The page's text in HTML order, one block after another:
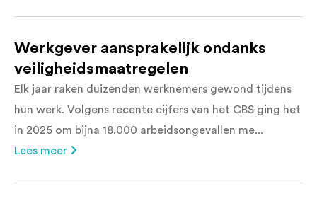
Werkgever aansprakelijk ondanks
veiligheidsmaatregelen
Elk jaar raken duizenden werknemers gewond tijdens
hun werk. Volgens recente cijfers van het CBS ging het
in 2025 om bijna 18.000 arbeidsongevallen me...
Lees meer